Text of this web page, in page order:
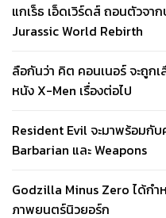
แกเร็ธ เอ็ดเวิร์ดส์ ถอนตัวจ
Jurassic World Rebirth
ลือกันว่า คิต คอนเนอร์ จะถูก
หนัง X-Men เรื่องต่อไป
Resident Evil จะมาพร้อมกั
Barbarian และ Weapons
Godzilla Minus Zero ได้ก
ภาพยนตร์นิวยอร์ก